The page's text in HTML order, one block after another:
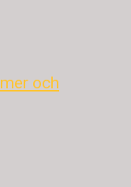
och